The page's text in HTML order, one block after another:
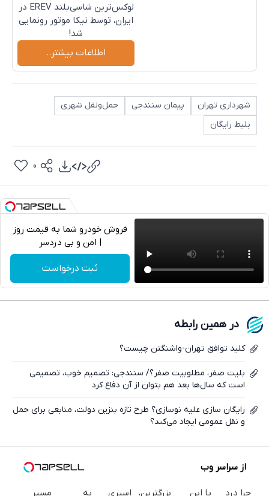
لوکس‌ترین شاسی‌بلند EREV در
ایران، توسط نیکا موتور رونمایی
شد!
اطلاعات بیشتر..
شهرداری تهران پیمان سنندجی
حمل‌ونقل شهری
بلیط رایگان
تلگرام
واتساپ
0
فروش خودرو شما به قیمت روز
| امن و بی دردسر
ثبت درخواست
در همین رابطه
کلید توافق تهران-واشنگتن چیست؟
بلیت صفر، مطلوبیت صفر؟/ سنندجی: تصمیم خوب، تصمیمی
است که سال‌ها بعد هم بتوان از آن دفاع کرد
رایگان سازی علیه نوسازی؟ طرح تازه بنزین دولت، منابعی برای حمل
و نقل عمومی ایجاد می‌کند؟
از سراسر وب
چرا درد با این بزرگترین، اسپری به مسیر